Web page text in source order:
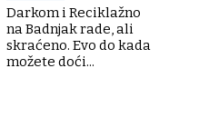
Darkom i Reciklažno
na Badnjak rade, ali
skraćeno. Evo do kada
možete doći...